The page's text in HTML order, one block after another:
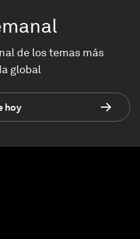
de los temas más
global
hoy